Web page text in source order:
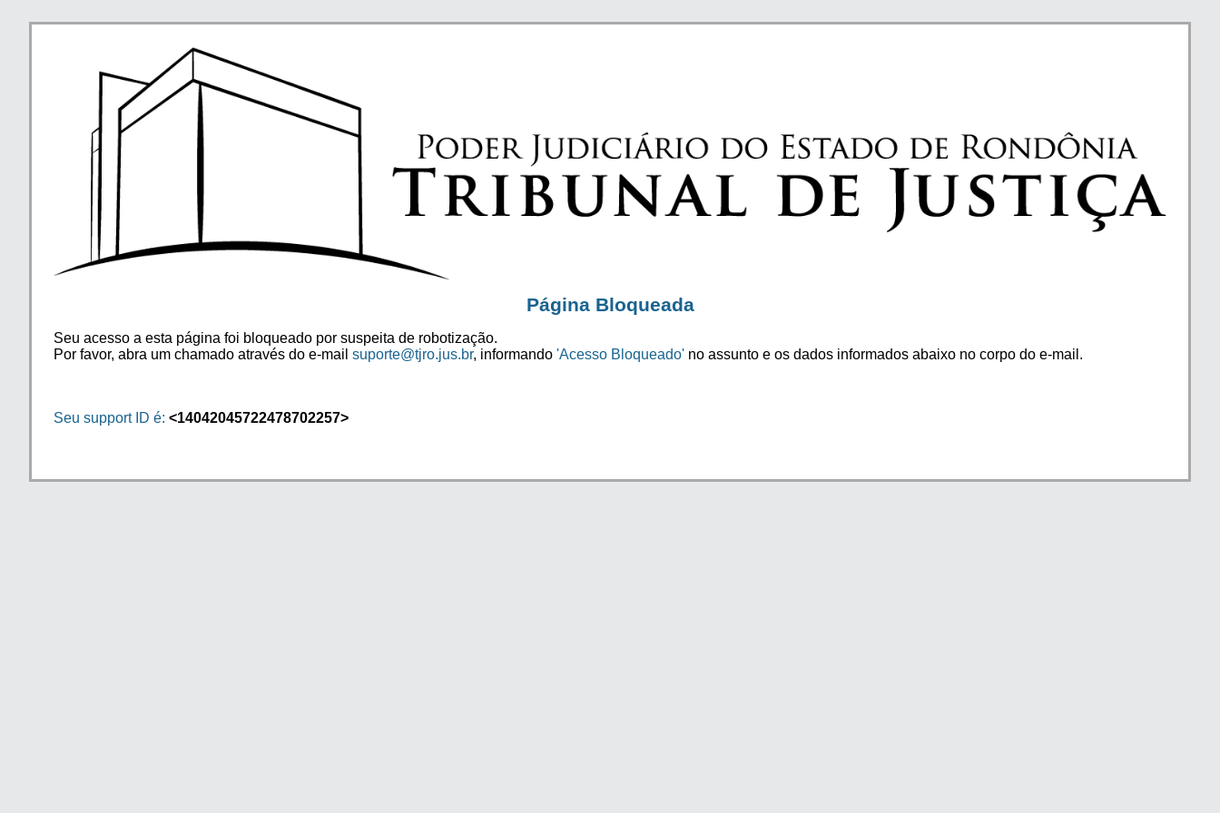
Página Bloqueada
Seu acesso a esta página foi bloqueado por suspeita de robotização.
Por favor, abra um chamado através do e-mail suporte@tjro.jus.br, informando 'Acesso Bloqueado' no assunto e os dados informados abaixo no corpo do e-mail.
Seu support ID é: <14042045722478702257>